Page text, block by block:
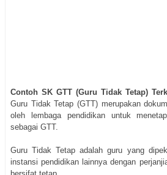
Contoh SK GTT (Guru Tidak Tetap)
Guru Tidak Tetap (GTT) merupakan
oleh lembaga pendidikan untuk
sebagai GTT.
Guru Tidak Tetap adalah guru yang
instansi pendidikan lainnya dengan